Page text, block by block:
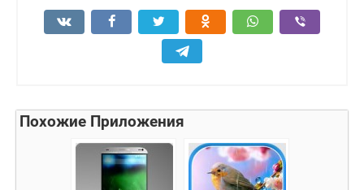
Похожие Приложения